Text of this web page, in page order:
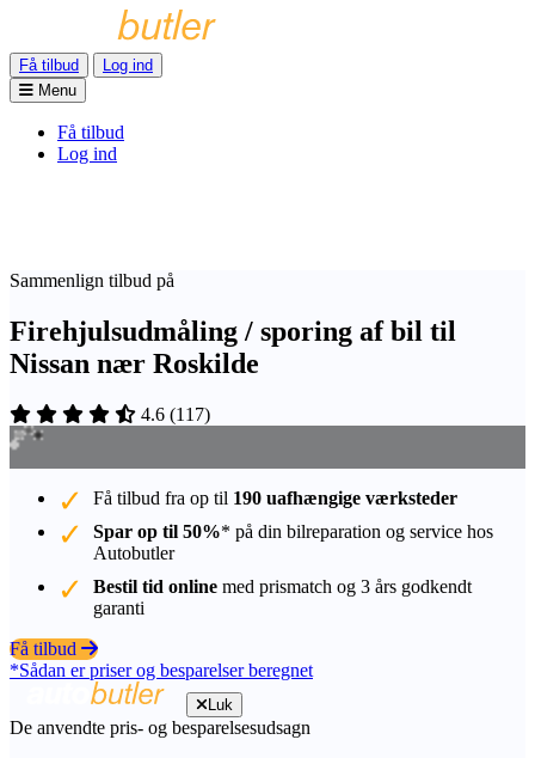
Få tilbud
Log ind
Menu
Få tilbud
Log ind
Sammenlign tilbud på
Firehjulsudmåling / sporing af bil til
Nissan nær Roskilde
4.6 (117)
Få tilbud fra op til 190 uafhængige værksteder
Spar op til 50%* på din bilreparation og service hos
Autobutler
Bestil tid online med prismatch og 3 års godkendt
garanti
Få tilbud
*Sådan er priser og besparelser beregnet
Luk
De anvendte pris- og besparelsesudsagn